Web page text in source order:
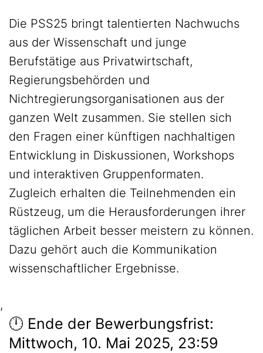
Die PSS25 bringt talentierten Nachwuchs
aus der Wissenschaft und junge
Berufstätige aus Privatwirtschaft,
Regierungsbehörden und
Nichtregierungsorganisationen aus der
ganzen Welt zusammen. Sie stellen sich
den Fragen einer künftigen nachhaltigen
Entwicklung in Diskussionen, Workshops
und interaktiven Gruppenformaten.
Zugleich erhalten die Teilnehmenden ein
Rüstzeug, um die Herausforderungen ihrer
täglichen Arbeit besser meistern zu können.
Dazu gehört auch die Kommunikation
wissenschaftlicher Ergebnisse.
,
🕛 Ende der Bewerbungsfrist:
Mittwoch, 10. Mai 2025, 23:59